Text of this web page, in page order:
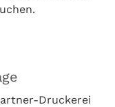
Druckerei